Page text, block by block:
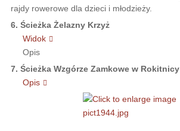
rajdy rowerowe dla dzieci i młodzieży.
6. Ścieżka Żelazny Krzyż
Widok
Opis
7. Ścieżka Wzgórze Zamkowe w Rokitnicy
Opis